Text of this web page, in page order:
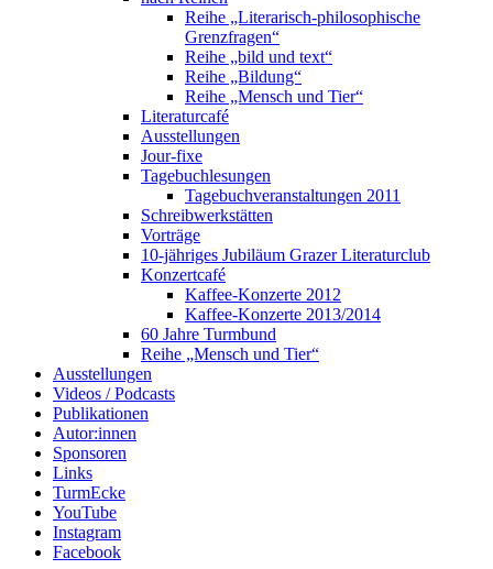
Reihe „Literarisch-philosophische
Grenzfragen“
Reihe „bild und text“
Reihe „Bildung“
Reihe „Mensch und Tier“
Literaturcafé
Ausstellungen
Jour-fixe
Tagebuchlesungen
Tagebuchveranstaltungen 2011
Schreibwerkstätten
Vorträge
10-jähriges Jubiläum Grazer Literaturclub
Konzertcafé
Kaffee-Konzerte 2012
Kaffee-Konzerte 2013/2014
60 Jahre Turmbund
Reihe „Mensch und Tier“
Ausstellungen
Videos / Podcasts
Publikationen
Autor:innen
Sponsoren
Links
TurmEcke
YouTube
Instagram
Facebook